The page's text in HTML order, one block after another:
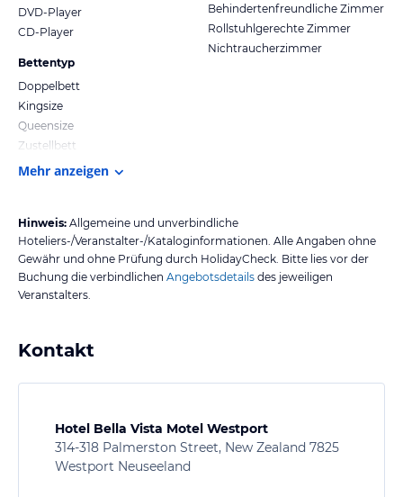
DVD-Player
CD-Player
Bettentyp
Doppelbett
Kingsize
Queensize
Zustellbett
Behindertenfreundliche Zimmer
Rollstuhlgerechte Zimmer
Nichtraucherzimmer
Mehr anzeigen
Hinweis: Allgemeine und unverbindliche
Hoteliers-/Veranstalter-/Kataloginformationen. Alle Angaben ohne
Gewähr und ohne Prüfung durch HolidayCheck. Bitte lies vor der
Buchung die verbindlichen Angebotsdetails des jeweiligen
Veranstalters.
Kontakt
Hotel Bella Vista Motel Westport
314-318 Palmerston Street, New Zealand 7825
Westport Neuseeland